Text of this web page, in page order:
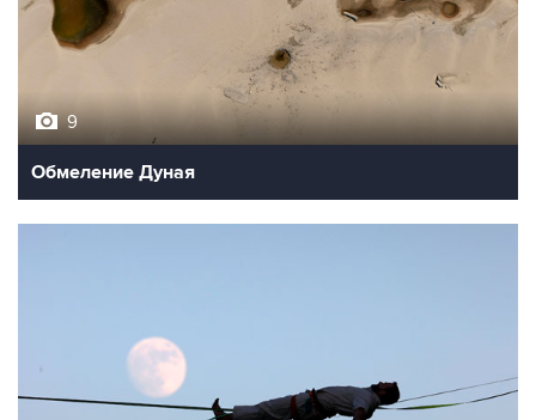
9
Обмеление Дуная